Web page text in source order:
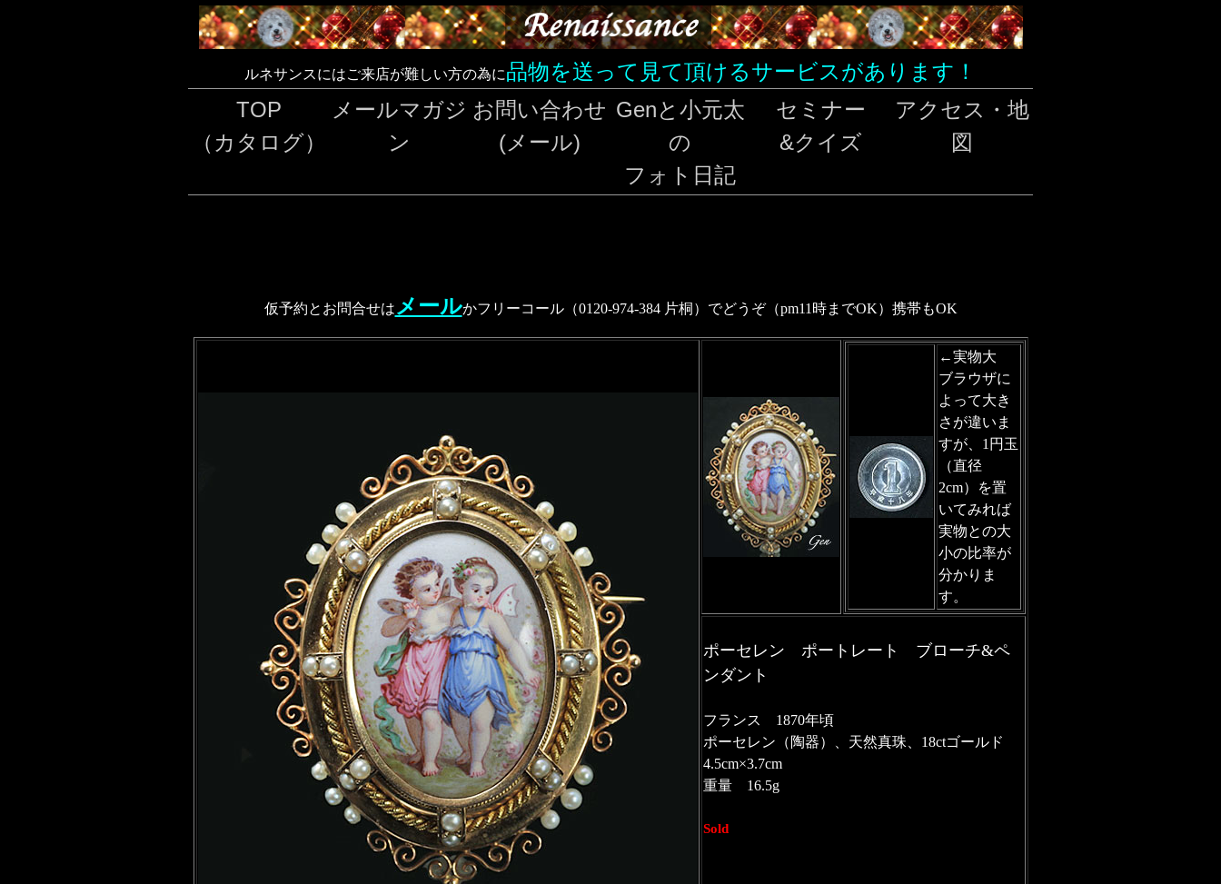
ルネサンスにはご来店が難しい方の為に品物を送って見て頂けるサービスがあります！
TOP
（カタログ）
メールマガジ
ン
お問い合わせ
(メール)
Genと小元太
の
フォト日記
セミナー
&クイズ
アクセス・地
図
仮予約とお問合せは メールかフリーコール（0120-974-384 片桐）でどうぞ（pm11時までOK）携帯もOK
←実物大
ブラウザに
よって大き
さが違いま
すが、1円玉
（直径
2cm）を置
いてみれば
実物との大
小の比率が
分かりま
す。
ポーセレン ポートレート ブローチ&ペ
ンダント
フランス 1870年頃
ポーセレン（陶器）、天然真珠、18ctゴールド
4.5cm×3.7cm
重量 16.5g
Sold